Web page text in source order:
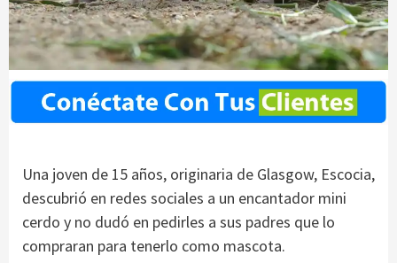
Una joven de 15 años, originaria de Glasgow, Escocia,
descubrió en redes sociales a un encantador mini
cerdo y no dudó en pedirles a sus padres que lo
compraran para tenerlo como mascota.